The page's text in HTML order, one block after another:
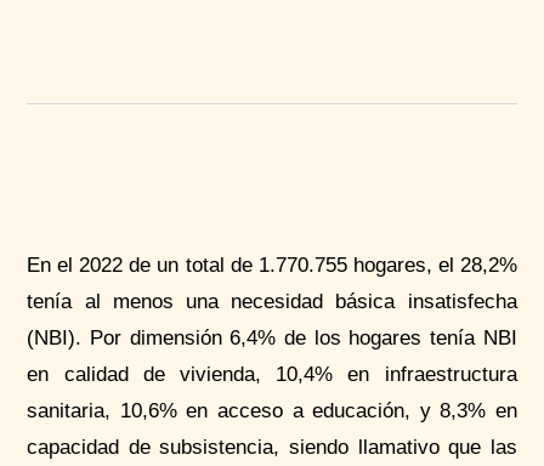
En el 2022 de un total de 1.770.755 hogares, el 28,2%
tenía al menos una necesidad básica insatisfecha
(NBI). Por dimensión 6,4% de los hogares tenía NBI
en calidad de vivienda, 10,4% en infraestructura
sanitaria, 10,6% en acceso a educación, y 8,3% en
capacidad de subsistencia, siendo llamativo que las